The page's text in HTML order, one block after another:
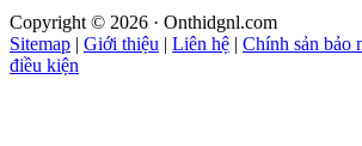
Copyright © 2026 · Onthidgnl.com
Sitemap
Giới thiệu Liên hệ Chính sản bảo
điều kiện